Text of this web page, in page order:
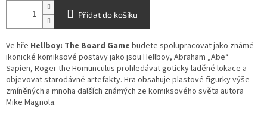
Přidat do košíku
Ve hře Hellboy: The Board Game budete spolupracovat jako známé
ikonické komiksové postavy jako jsou Hellboy, Abraham „Abe“
Sapien, Roger the Homunculus prohledávat goticky laděné lokace a
objevovat starodávné artefakty. Hra obsahuje plastové figurky výše
zmíněných a mnoha dalších známých ze komiksového světa autora
Mike Magnola.